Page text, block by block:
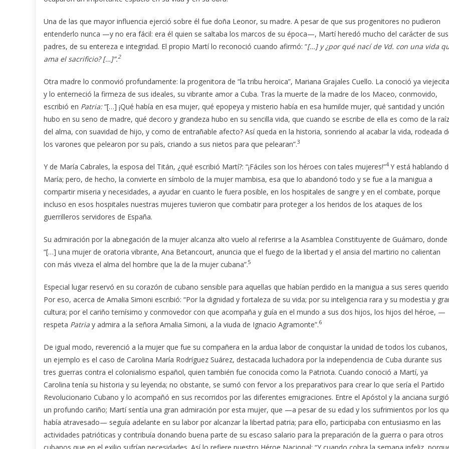
Una de las que mayor influencia ejerció sobre él fue doña Leonor, su madre. A pesar de que sus progenitores no pudieron
entenderlo nunca —y no era fácil: era él quien se saltaba los marcos de su época—, Martí heredó mucho del carácter de sus
padres, de su entereza e integridad. El propio Martí lo reconoció cuando afirmó: “[…] y ¿por qué nací de Vd. con una vida
ama el sacrificio? […]”.2
Otra madre lo conmovió profundamente: la progenitora de “la tribu heroica”, Mariana Grajales Cuello. La conoció ya viejecita
y lo enterneció la firmeza de sus ideales, su vibrante amor a Cuba. Tras la muerte de la madre de los Maceo, conmovido,
escribió en Patria:“[…] ¡Qué había en esa mujer, qué epopeya y misterio había en esa humilde mujer, qué santidad y unción
hubo en su seno de madre, qué decoro y grandeza hubo en su sencilla vida, que cuando se escribe de ella es como de la raíz
del alma, con suavidad de hijo, y como de entrañable afecto? Así queda en la historia, sonriendo al acabar la vida, rodeada
los varones que pelearon por su país, criando a sus nietos para que pelearan”.3
Y de María Cabrales, la esposa del Titán, ¿qué escribió Martí?: “¡Fáciles son los héroes con tales mujeres!”4 Y está hablando
María; pero, de hecho, la convierte en símbolo de la mujer mambisa, esa que lo abandonó todo y se fue a la manigua a
compartir miseria y necesidades, a ayudar en cuanto le fuera posible, en los hospitales de sangre y en el combate, porque
incluso en esos hospitales nuestras mujeres tuvieron que combatir para proteger a los heridos de los ataques de los
guerrilleros servidores de España.
Su admiración por la abnegación de la mujer alcanza alto vuelo al referirse a la Asamblea Constituyente de Guámaro, donde
“[…] una mujer de oratoria vibrante, Ana Betancourt, anuncia que el fuego de la libertad y el ansia del martirio no calientan
con más viveza el alma del hombre que la de la mujer cubana”.5
Especial lugar reservó en su corazón de cubano sensible para aquellas que habían perdido en la manigua a sus seres
Por eso, acerca de Amalia Simoni escribió: “Por la dignidad y fortaleza de su vida; por su inteligencia rara y su modestia y
cultura; por el cariño ternísimo y conmovedor con que acompaña y guía en el mundo a sus dos hijos, los hijos del héroe, —
respeta Patria y admira a la señora Amalia Simoni, a la viuda de Ignacio Agra­monte”.6
De igual modo, reverenció a la mujer que fue su compañera en la ardua labor de conquistar la unidad de todos los cubanos,
un ejemplo es el caso de Carolina María Rodríguez Suárez, destacada luchadora por la independencia de Cuba durante sus
tres guerras contra el colonialismo español, quien también fue conocida como la Patriota. Cuando conoció a Martí, ya
Carolina tenía su historia y su leyenda; no obstante, se sumó con fervor a los preparativos para crear lo que sería el Partido
Revolucionario Cubano y lo acompañó en sus recorridos por las diferentes emigraciones. Entre el Apóstol y la anciana surgió
un profundo cariño; Martí sentía una gran admiración por esta mujer, que —a pesar de su edad y los sufrimientos por los
había atravesado— seguía adelante en su labor por alcanzar la libertad patria; para ello, participaba con entusiasmo en las
actividades patrióticas y contribuía donando buena parte de su escaso salario para la preparación de la guerra o para otros